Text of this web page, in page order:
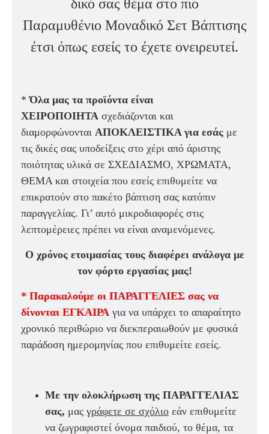
δικό σας θέμα στο πιο
Παραμυθένιο Μοναδικό Σετ Βάπτισης
έτσι όπως εσείς το έχετε ονειρευτεί.
*Όλα μας τα προϊόντα είναι
ΧΕΙΡΟΠΟΙΗΤΑ σχεδιάζονται και
διαμορφώνονται ΑΠΟΚΛΕΙΣΤΙΚΑ για εσάς με
τις δικές σας υποδείξεις στο χέρι από άριστης
ποιότητας υλικά σε ΣΧΕΔΙΑΣΜΟ, ΧΡΩΜΑΤΑ,
ΘΕΜΑ και στοιχεία που εσείς επιθυμείτε να
επικρατούν στο πακέτο βάπτιση σας κατόπιν
παραγγελίας. Γι’ αυτό μικροδιαφορές στις
λεπτομέρειες πρέπει να είναι αναμενόμενες.
Ο χρόνος ετοιμασίας τους διαφέρει ανάλογα με
τον φόρτο εργασίας μας!
* Παρακαλούμε οι ΠΑΡΑΓΓΕΛΙΕΣ σας να
δίνονται ΕΓΚΑΙΡΑ για να υπάρχει το απαραίτητο
χρονικό περιθώριο να διεκπεραιωθούν με φυσικά
παράδοση ημερομηνίας που επιθυμείτε εσείς.
Με την ολοκλήρωση της ΠΑΡΑΓΓΕΛΙΑΣ
σας, μας γράφετε σε σχόλιο εάν επιθυμείτε
να ζωγραφιστεί όνομα παιδιού, το θέμα, τα